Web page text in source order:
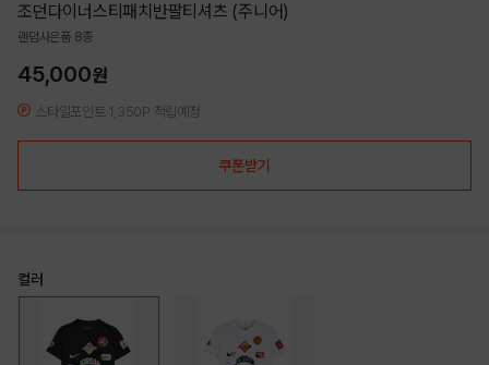
조던다이너스티패치반팔티셔츠 (주니어)
랜덤사은품 8종
45,000원
스타일포인트 1,350P 적립예정
쿠폰받기
컬러